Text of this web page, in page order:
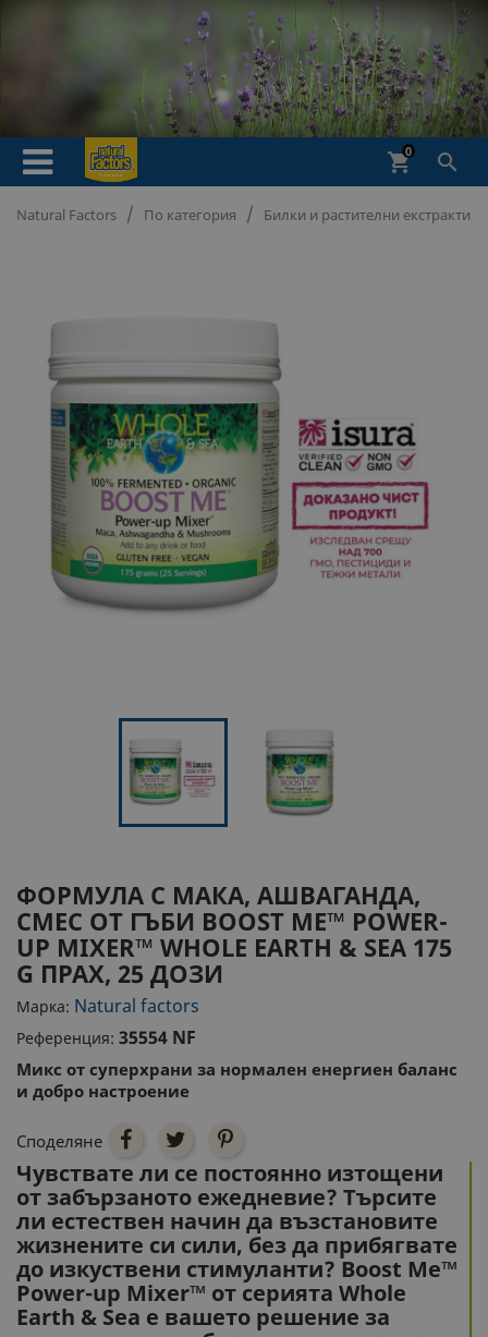

shopping_cart
0
Natural Factors По категория Билки и растителни екстракти
ФОРМУЛА С МАКА, АШВАГАНДА,
СМЕС ОТ ГЪБИ BOOST ME™ POWER-
UP MIXER™ WHOLE EARTH & SEA 175
G ПРАХ, 25 ДОЗИ
Марка: Natural factors
Референция: 35554 NF
Микс от суперхрани за нормален енергиен баланс
и добро настроение
Споделяне
Чувствате ли се постоянно изтощени
от забързаното ежедневие? Търсите
ли естествен начин да възстановите
жизнените си сили, без да прибягвате
до изкуствени стимуланти? Boost Me™
Power-up Mixer™ от серията Whole
Earth & Sea е вашето решение за